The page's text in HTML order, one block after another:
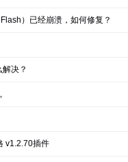
）已经崩溃，如何修复？
决？
v1.2.70插件